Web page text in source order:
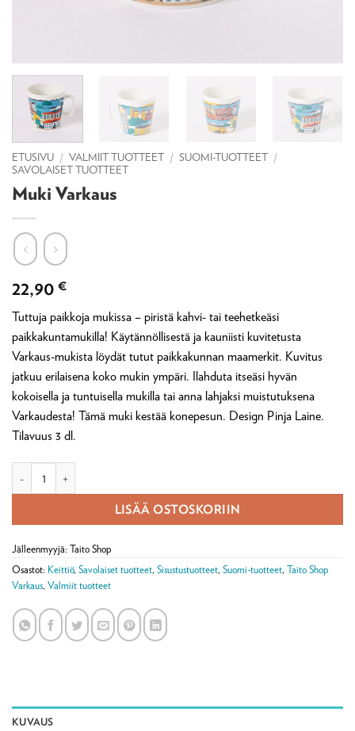
ETUSIVU / VALMIIT TUOTTEET / SUOMI-TUOTTEET /
SAVOLAISET TUOTTEET
Muki Varkaus
22,90 €
Tuttuja paikkoja mukissa – piristä kahvi- tai teehetkeäsi
paikkakuntamukilla! Käytännöllisestä ja kauniisti kuvitetusta
Varkaus-mukista löydät tutut paikkakunnan maamerkit. Kuvitus
jatkuu erilaisena koko mukin ympäri. Ilahduta itseäsi hyvän
kokoisella ja tuntuisella mukilla tai anna lahjaksi muistutuksena
Varkaudesta! Tämä muki kestää konepesun. Design Pinja Laine.
Tilavuus 3 dl.
LISÄÄ OSTOSKORIIN
Jälleenmyyjä: Taito Shop
Osastot: Keittiö, Savolaiset tuotteet, Sisustustuotteet, Suomi-tuotteet, Taito Shop
Varkaus, Valmiit tuotteet
KUVAUS